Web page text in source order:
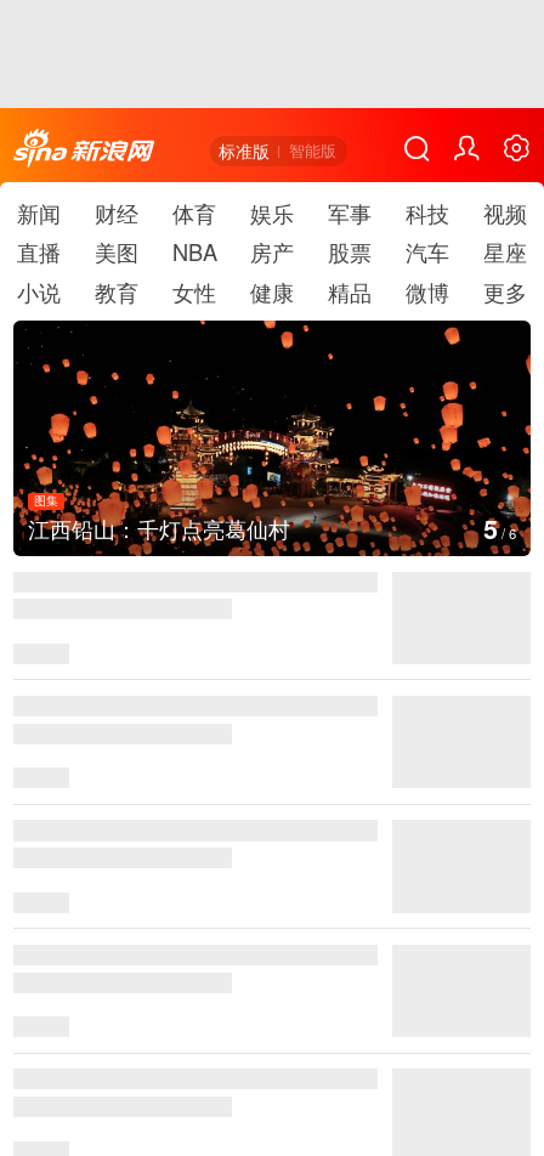
标准版 智能版
新闻 财经 体育 娱乐 军事 科技
视频
直播
美图 NBA 房产 股票 汽车
星座
小说
教育 女性 健康 精品 微博 更多
图集
上海：七彩稻田画迎最佳观赏期 6/6